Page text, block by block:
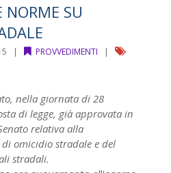
NORME SU
| PROVVEDIMENTI
|
nella giornata di 28
di legge, già approvata in
relativa alla
omicidio stradale e del
stradali.